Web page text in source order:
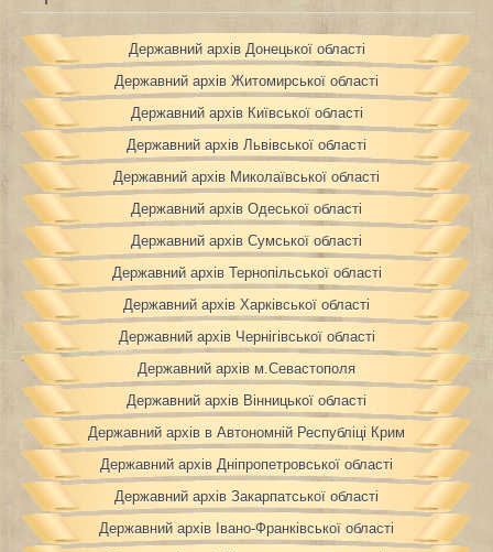
Державний архів Донецької області
Державний архів Житомирської області
Державний архів Київської області
Державний архів Львівської області
Державний архів Миколаївської області
Державний архів Одеської області
Державний архів Сумської області
Державний архів Тернопільської області
Державний архів Харківської області
Державний архів Чернігівської області
Державний архів м.Севастополя
Державний архів Вінницької області
Державний архів в Автономній Республіці Крим
Державний архів Дніпропетровської області
Державний архів Закарпатської області
Державний архів Івано-Франківської області